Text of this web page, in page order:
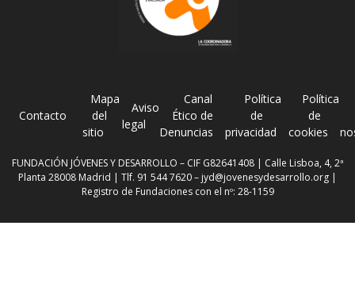
Contacto
Mapa
del
sitio
Aviso
legal
Canal
Ético de
Denuncias
Política
de
privacidad
Política
de
cookies
FUNDACIÓN JÓVENES Y DESARROLLO – CIF G82641408 | Calle Lisboa, 4, 2ª
Planta 28008 Madrid | Tlf. 91 544 7620 – jyd@jovenesydesarrollo.org |
Registro de Fundaciones con el nº: 28-1159